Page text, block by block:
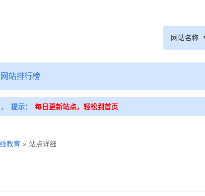
网站名称
网站排行榜
提示： 每日更新站点，轻松到首页
教育 » 站点详细